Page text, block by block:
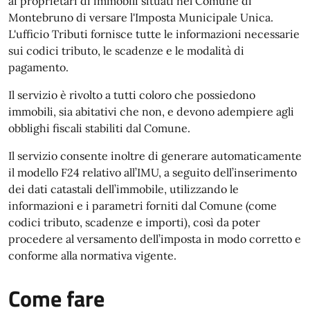
Montebruno di versare l'Imposta Municipale Unica.
L'ufficio Tributi fornisce tutte le informazioni necessarie
sui codici tributo, le scadenze e le modalità di
pagamento.
Il servizio è rivolto a tutti coloro che possiedono
immobili, sia abitativi che non, e devono adempiere agli
obblighi fiscali stabiliti dal Comune.
Il servizio consente inoltre di generare automaticamente
il modello F24 relativo all’IMU, a seguito dell’inserimento
dei dati catastali dell’immobile, utilizzando le
informazioni e i parametri forniti dal Comune (come
codici tributo, scadenze e importi), così da poter
procedere al versamento dell’imposta in modo corretto e
conforme alla normativa vigente.
Come fare